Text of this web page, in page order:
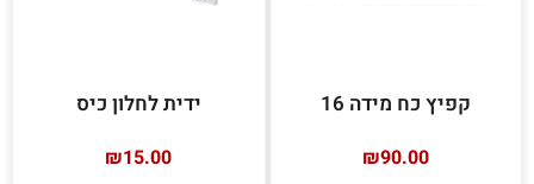
קפיץ כח מידה 16
₪90.00
ידית לחלון כיס
₪15.00